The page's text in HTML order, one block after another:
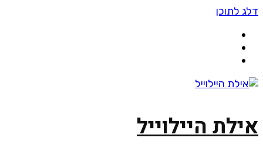
דלג לתוכן
אילת היילוייל